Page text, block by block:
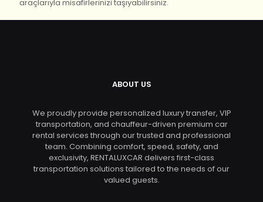
araçlarıyla misafirlerinizi taşıyabilirsiniz.
ABOUT US
We proudly provide personalized luxury transfer, VIP
transportation, and chauffeur-driven premium car
rental services through our trusted and professional
team. Combining comfort, speed, safety, and
exclusivity, RENTALUXCAR delivers first-class
transportation solutions tailored to the needs of our
valued guests.